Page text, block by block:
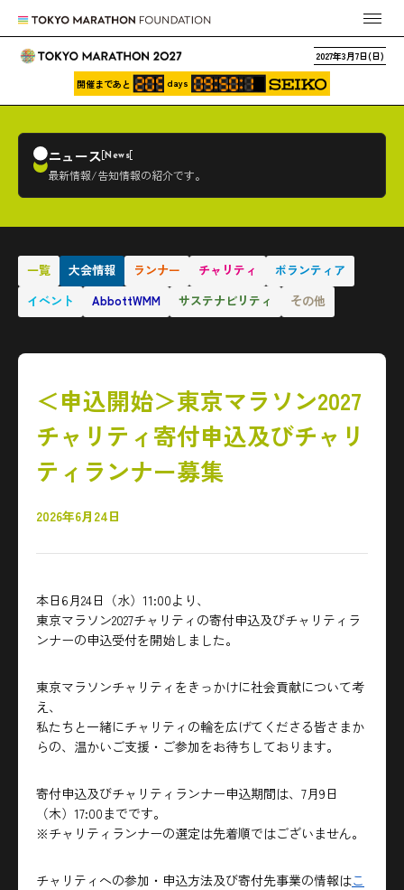
2027年3月7日(日)
開催まであと days
ニュース News
最新情報/告知情報の紹介です。
一覧 大会情報 ランナー チャリティ
ボランティア
イベント
AbbottWMM サステナビリティ その他
＜申込開始＞東京マラソン2027
チャリティ寄付申込及びチャリ
ティランナー募集
2026年6月24日
本日6月24日（水）11:00より、
東京マラソン2027チャリティの寄付申込及びチャリティラ
ンナーの申込受付を開始しました。
東京マラソンチャリティをきっかけに社会貢献について考
え、
私たちと一緒にチャリティの輪を広げてくださる皆さまか
らの、温かいご支援・ご参加をお待ちしております。
寄付申込及びチャリティランナー申込期間は、7月9日
（木）17:00までです。
※チャリティランナーの選定は先着順ではございません。
チャリティへの参加・申込方法及び寄付先事業の情報はこ